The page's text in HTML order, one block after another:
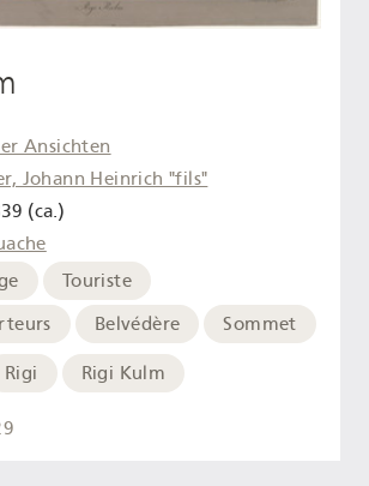
Ansichten
Johann Heinrich "fils"
(ca.)
Touriste
Belvédère Sommet
Rigi Rigi Kulm